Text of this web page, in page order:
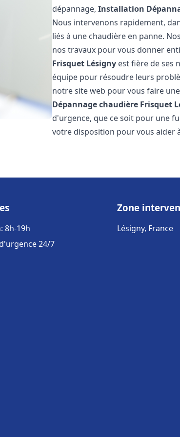
dépannage,Installation
Nous intervenons rapidement,
liés à une chaudière en panne.
nos travaux pour vous donner
Frisquet Lésigny est fière de ses
équipe pour résoudre leurs
notre site web pour vous faire
Dépannage chaudière Frisquet
d'urgence, que ce soit pour une
votre disposition pour vous aider
8h-19h
24/7
Zone
Lésigny, France